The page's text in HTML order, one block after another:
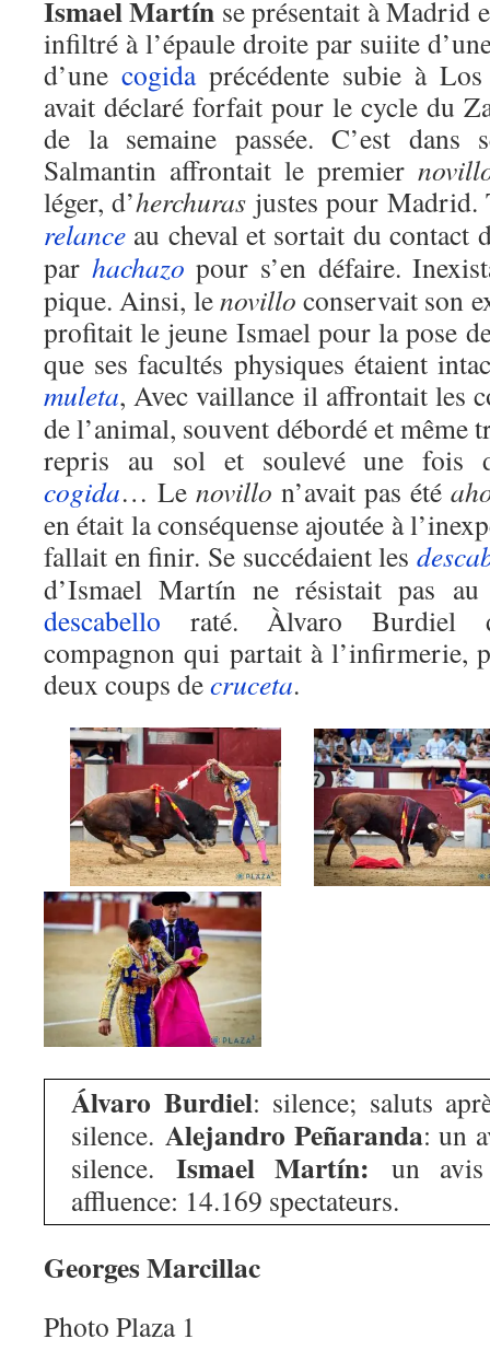
Ismael Martín se présentait à Madrid
infiltré à l’épaule droite par suiite
d’une cogidaprécédente subie à
avait déclaré forfait pour le cycle du
de la semaine passée. C’est dans
Salmantin affrontait le premier
léger, d’herchuras justes pour
relance au cheval et sortait du contact
par hachazo pour s’en défaire.
pique. Ainsi, lenovillo conservait son
profitait le jeune Ismael pour la pose
que ses facultés physiques étaient
muleta, Avec vaillance il affrontait les
de l’animal, souvent débordé et même
repris au sol et soulevé une fois
cogida… Le novillo n’avait pas été
en était la conséquense ajoutée à
fallait en finir. Se succédaient les
d’Ismael Martín ne résistait pas
descabello raté. Àlvaro Burdiel
compagnon qui partait à l’infirmerie,
deux coups decruceta.
Álvaro Burdiel: silence; saluts
silence.Alejandro Peñaranda: un
silence.Ismael Martín: un
affluence: 14.169 spectateurs.
Georges Marcillac
Photo Plaza 1